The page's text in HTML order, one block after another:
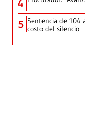
4
5 Sentencia de 104
costo del silencio